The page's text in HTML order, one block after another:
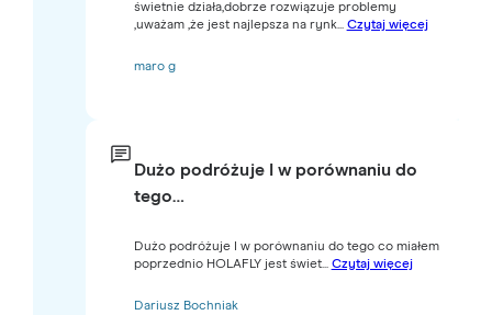
świetnie działa,dobrze rozwiązuje problemy
,uważam ,że jest najlepsza na rynk... Czytaj więcej
maro g
Dużo podróżuje I w porównaniu do
tego…
Dużo podróżuje I w porównaniu do tego co miałem
poprzednio HOLAFLY jest świet... Czytaj więcej
Dariusz Bochniak